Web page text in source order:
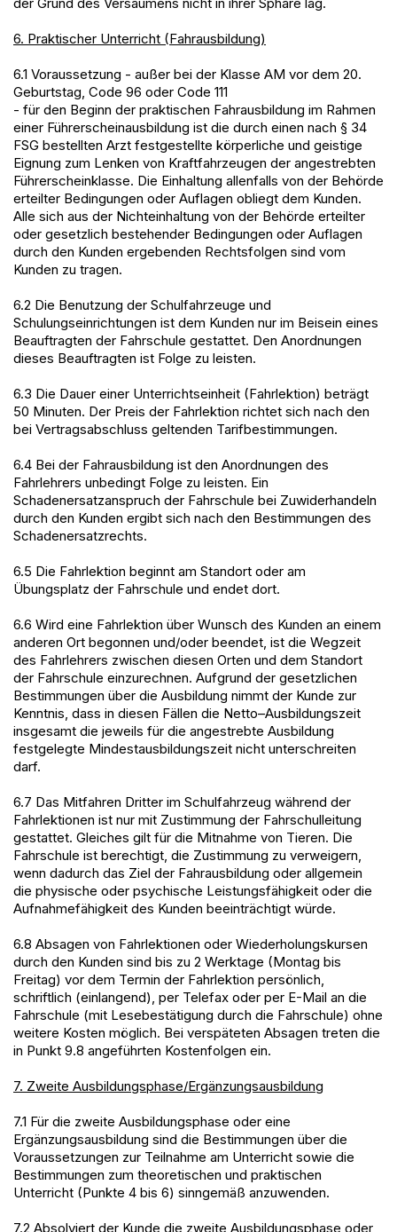
6. Praktischer Unterricht (Fahrausbildung)
6.1 Voraussetzung - außer bei der Klasse AM vor dem 20.
Geburtstag, Code 96 oder Code 111
- für den Beginn der praktischen Fahrausbildung im Rahmen
einer Führerscheinausbildung ist die durch einen nach § 34
FSG bestellten Arzt festgestellte körperliche und geistige
Eignung zum Lenken von Kraftfahrzeugen der angestrebten
Führerscheinklasse. Die Einhaltung allenfalls von der Behörde
erteilter Bedingungen oder Auflagen obliegt dem Kunden.
Alle sich aus der Nichteinhaltung von der Behörde erteilter
oder gesetzlich bestehender Bedingungen oder Auflagen
durch den Kunden ergebenden Rechtsfolgen sind vom
Kunden zu tragen.
6.2 Die Benutzung der Schulfahrzeuge und
Schulungseinrichtungen ist dem Kunden nur im Beisein eines
Beauftragten der Fahrschule gestattet. Den Anordnungen
dieses Beauftragten ist Folge zu leisten.
6.3 Die Dauer einer Unterrichtseinheit (Fahrlektion) beträgt
50 Minuten. Der Preis der Fahrlektion richtet sich nach den
bei Vertragsabschluss geltenden Tarifbestimmungen.
6.4 Bei der Fahrausbildung ist den Anordnungen des
Fahrlehrers unbedingt Folge zu leisten. Ein
Schadenersatzanspruch der Fahrschule bei Zuwiderhandeln
durch den Kunden ergibt sich nach den Bestimmungen des
Schadenersatzrechts.
6.5 Die Fahrlektion beginnt am Standort oder am
Übungsplatz der Fahrschule und endet dort.
6.6 Wird eine Fahrlektion über Wunsch des Kunden an einem
anderen Ort begonnen und/oder beendet, ist die Wegzeit
des Fahrlehrers zwischen diesen Orten und dem Standort
der Fahrschule einzurechnen. Aufgrund der gesetzlichen
Bestimmungen über die Ausbildung nimmt der Kunde zur
Kenntnis, dass in diesen Fällen die Netto–Ausbildungszeit
insgesamt die jeweils für die angestrebte Ausbildung
festgelegte Mindestausbildungszeit nicht unterschreiten
darf.
6.7 Das Mitfahren Dritter im Schulfahrzeug während der
Fahrlektionen ist nur mit Zustimmung der Fahrschulleitung
gestattet. Gleiches gilt für die Mitnahme von Tieren. Die
Fahrschule ist berechtigt, die Zustimmung zu verweigern,
wenn dadurch das Ziel der Fahrausbildung oder allgemein
die physische oder psychische Leistungsfähigkeit oder die
Aufnahmefähigkeit des Kunden beeinträchtigt würde.
6.8 Absagen von Fahrlektionen oder Wiederholungskursen
durch den Kunden sind bis zu 2 Werktage (Montag bis
Freitag) vor dem Termin der Fahrlektion persönlich,
schriftlich (einlangend), per Telefax oder per E-Mail an die
Fahrschule (mit Lesebestätigung durch die Fahrschule) ohne
weitere Kosten möglich. Bei verspäteten Absagen treten die
in Punkt 9.8 angeführten Kostenfolgen ein.
7. Zweite Ausbildungsphase/Ergänzungsausbildung
7.1 Für die zweite Ausbildungsphase oder eine
Ergänzungsausbildung sind die Bestimmungen über die
Voraussetzungen zur Teilnahme am Unterricht sowie die
Bestimmungen zum theoretischen und praktischen
Unterricht (Punkte 4 bis 6) sinngemäß anzuwenden.
7.2 Absolviert der Kunde die zweite Ausbildungsphase oder